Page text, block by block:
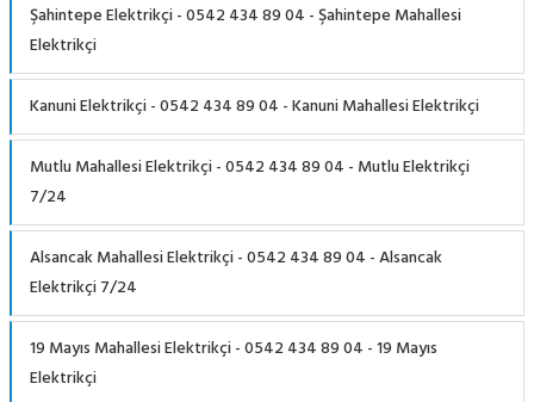
Şahintepe Elektrikçi - 0542 434 89 04 - Şahintepe Mahallesi
Elektrikçi
Kanuni Elektrikçi - 0542 434 89 04 - Kanuni Mahallesi Elektrikçi
Mutlu Mahallesi Elektrikçi - 0542 434 89 04 - Mutlu Elektrikçi
7/24
Alsancak Mahallesi Elektrikçi - 0542 434 89 04 - Alsancak
Elektrikçi 7/24
19 Mayıs Mahallesi Elektrikçi - 0542 434 89 04 - 19 Mayıs
Elektrikçi